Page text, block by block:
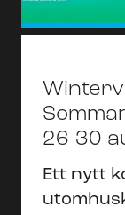
26-30
Ett nytt